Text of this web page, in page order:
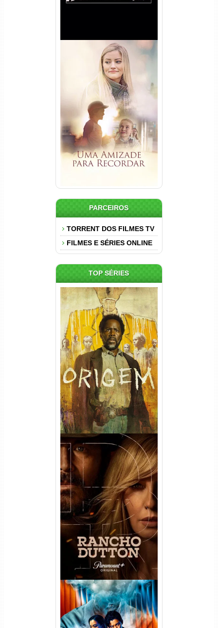
Uma Amizade para Recordar
Torrent (2025) WEB-DL 1080p
Dual Áudio
PARCEIROS
TORRENT DOS FILMES TV
FILMES E SÉRIES ONLINE
TOP SÉRIES
Origem 4ª Temporada Torrent
(2026) WEB-DL 1080p/4K
Dual Áudio
Rancho Dutton 1ª
Temporada Torrent (2026)
WEB-DL 1080p Dual Áudio